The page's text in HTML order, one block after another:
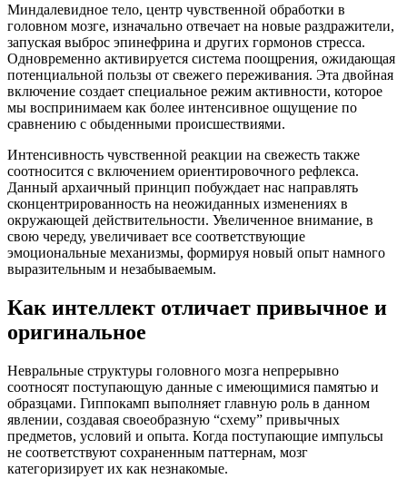
Миндалевидное тело, центр чувственной обработки в
головном мозге, изначально отвечает на новые раздражители,
запуская выброс эпинефрина и других гормонов стресса.
Одновременно активируется система поощрения, ожидающая
потенциальной пользы от свежего переживания. Эта двойная
включение создает специальное режим активности, которое
мы воспринимаем как более интенсивное ощущение по
сравнению с обыденными происшествиями.
Интенсивность чувственной реакции на свежесть также
соотносится с включением ориентировочного рефлекса.
Данный архаичный принцип побуждает нас направлять
сконцентрированность на неожиданных изменениях в
окружающей действительности. Увеличенное внимание, в
свою череду, увеличивает все соответствующие
эмоциональные механизмы, формируя новый опыт намного
выразительным и незабываемым.
Как интеллект отличает привычное и
оригинальное
Невральные структуры головного мозга непрерывно
соотносят поступающую данные с имеющимися памятью и
образцами. Гиппокамп выполняет главную роль в данном
явлении, создавая своеобразную “схему” привычных
предметов, условий и опыта. Когда поступающие импульсы
не соответствуют сохраненным паттернам, мозг
категоризирует их как незнакомые.